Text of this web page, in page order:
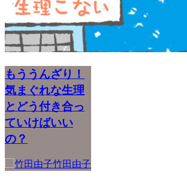
もううんざり！
気まぐれな生理
とどう付き合っ
ていけばいい
の？
竹田由子